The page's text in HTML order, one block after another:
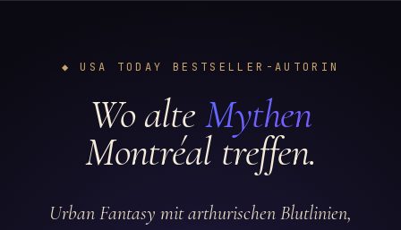
◆ USA TODAY BESTSELLER-AUTORIN
Wo alteMythen
Montréal treffen.
Urban Fantasy mit arthurischen Blutlinien,